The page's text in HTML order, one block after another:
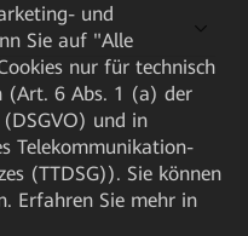
und
Sie auf "Alle
nur für technisch
(Art. 6 Abs. 1 (a) der
und in
Telekommunikation-
(TTDSG)). Sie können
Erfahren Sie mehr in